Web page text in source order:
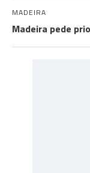
MADEIRA
Madeira pede